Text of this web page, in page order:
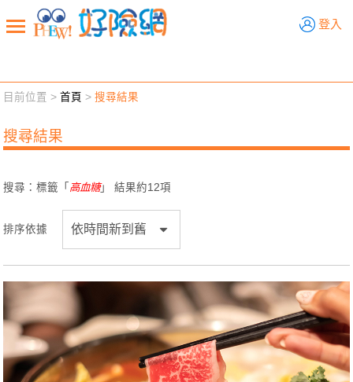
登入
新聞觀點 業務交流
退休先準備 好險學堂 輔銷工具 活動專區
目前位置 >首頁 >搜尋結果
搜尋結果
搜尋：標籤「 高血糖」 結果約12項
排序依據